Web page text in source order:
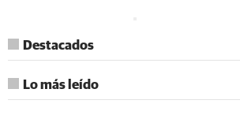
Destacados
Lo más leído